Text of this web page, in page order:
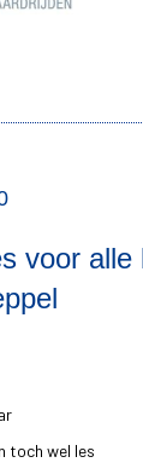
voor alle
toch wel les